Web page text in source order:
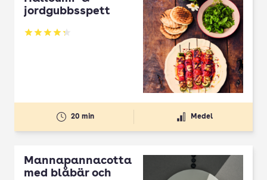
jordgubbsspett
Betyg: 4.3 av 5
20 min Medel
Mannapannacotta
med blåbär och